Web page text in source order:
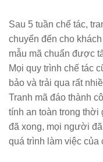
Sau 5 tuần chế tác,
chuyển đến cho
mẫu mã chuẩn được
Mọi quy trình chế tác
bảo và trải qua rất
Tranh mã đáo thành
tính an toàn trong thời
đã xong, mọi người
quá trình làm việc của